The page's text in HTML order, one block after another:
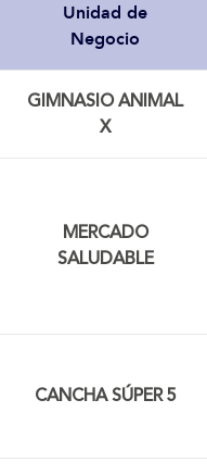
Unidad de
Negocio
GIMNASIOANIMAL
X
MERCADO
SALUDABLE
CANCHA SÚPER 5